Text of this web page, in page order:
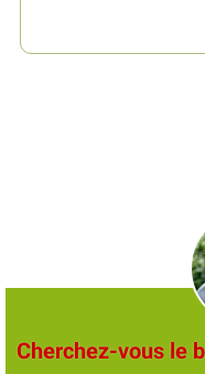
Cherchez-vous le